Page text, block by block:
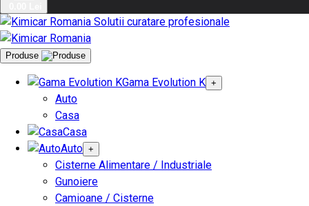
Produse
Gama Evolution K +
Auto
Casa
Casa
Auto +
Cisterne Alimentare / Industriale
Gunoiere
Camioane / Cisterne